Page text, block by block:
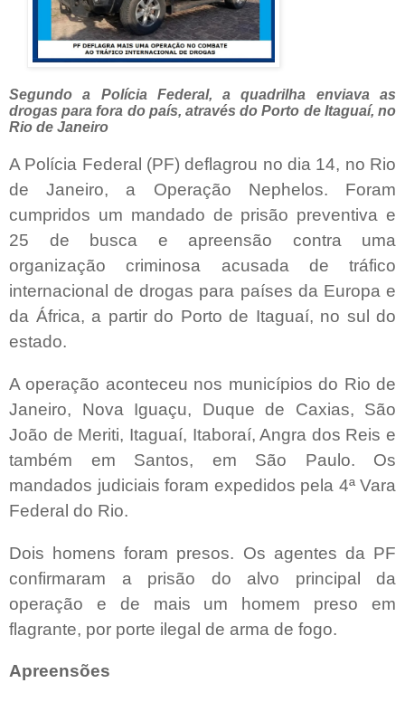
Segundo a Polícia Federal, a quadrilha enviava as
drogas para fora do país, através do Porto de Itaguaí, no
Rio de Janeiro
A Polícia Federal (PF) deflagrou no dia 14, no Rio
de Janeiro, a Operação Nephelos. Foram
cumpridos um mandado de prisão preventiva e
25 de busca e apreensão contra uma
organização criminosa acusada de tráfico
internacional de drogas para países da Europa e
da África, a partir do Porto de Itaguaí, no sul do
estado.
A operação aconteceu nos municípios do Rio de
Janeiro, Nova Iguaçu, Duque de Caxias, São
João de Meriti, Itaguaí, Itaboraí, Angra dos Reis e
também em Santos, em São Paulo. Os
mandados judiciais foram expedidos pela 4ª Vara
Federal do Rio.
Dois homens foram presos. Os agentes da PF
confirmaram a prisão do alvo principal da
operação e de mais um homem preso em
flagrante, por porte ilegal de arma de fogo.
Apreensões